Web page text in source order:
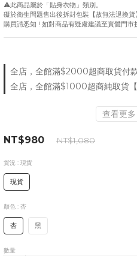
⚠️此商品屬於「貼身衣物」類別。
礙於衛生問題售出後拆封包裝【故無法退換貨】
購買請悉知 ! 如對商品有疑慮建議至實體門市
全店，全館滿$2000超商取貨付
全店，全館滿$1000超商純取貨
查看更多
NT$980 NT$1,080
貨況 : 現貨
現貨
顏色 : 杏
杏 黑
數量